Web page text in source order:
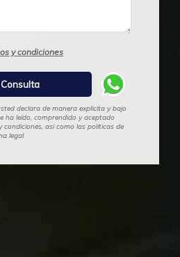
y condiciones
declara de manera explícita y bajo
ha leído, comprendido y aceptado
condiciones, así como las políticas de
legal.